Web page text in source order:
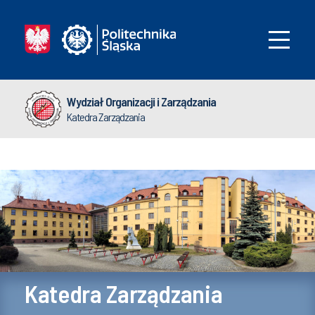
Wydział Organizacji i Zarządzania
Katedra Zarządzania
Katedra Zarządzania